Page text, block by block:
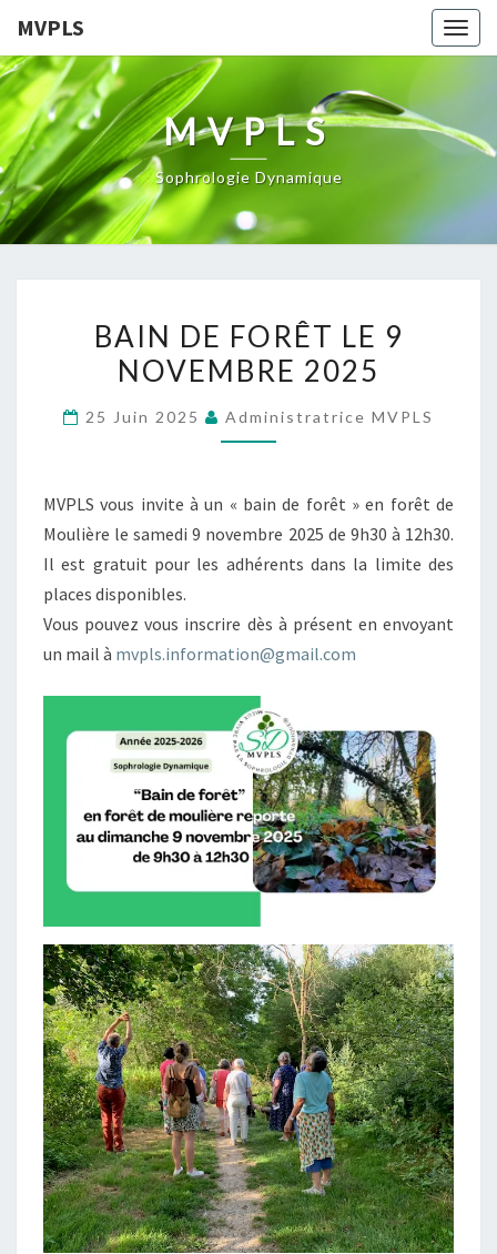
MVPLS
MVPLS
Sophrologie Dynamique
DE
FORÊT
BAIN DE FORÊT LE 9
NOVEMBRE 2025
25 Juin 2025 Administratrice MVPLS
MVPLS vous invite à un « bain de forêt » en forêt de
Moulière le samedi 9 novembre 2025 de 9h30 à 12h30.
Il est gratuit pour les adhérents dans la limite des
places disponibles.
Vous pouvez vous inscrire dès à présent en envoyant
un mail à mvpls.information@gmail.com